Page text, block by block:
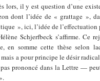
lors, il y est question d’une
dont l’idée de « grattage »,
», ici, l’idée de l’effectuation
Schjerfbeck s’affirme. Ce
en somme cette thèse selon
a pour principe le désir
prononcé dans la Lettre —